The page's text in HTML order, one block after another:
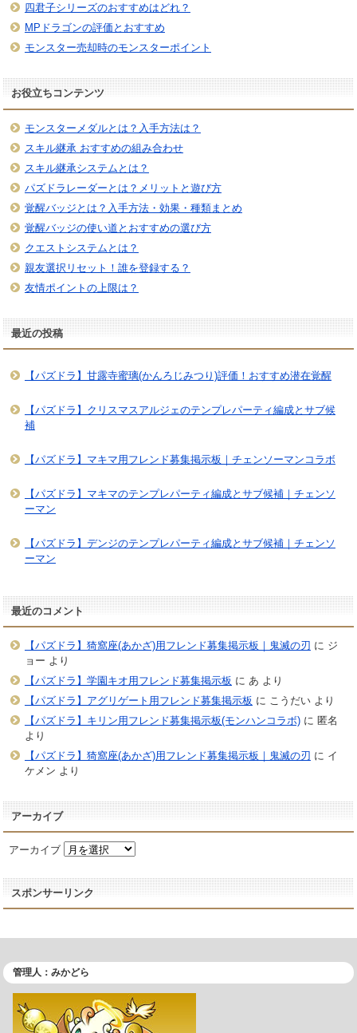
四君子シリーズのおすすめはどれ？
MPドラゴンの評価とおすすめ
モンスター売却時のモンスターポイント
お役立ちコンテンツ
モンスターメダルとは？入手方法は？
スキル継承 おすすめの組み合わせ
スキル継承システムとは？
パズドラレーダーとは？メリットと遊び方
覚醒バッジとは？入手方法・効果・種類まとめ
覚醒バッジの使い道とおすすめの選び方
クエストシステムとは？
親友選択リセット！誰を登録する？
友情ポイントの上限は？
最近の投稿
【パズドラ】甘露寺蜜璃(かんろじみつり)評価！おすすめ潜在覚醒
【パズドラ】クリスマスアルジェのテンプレパーティ編成とサブ候
補
【パズドラ】マキマ用フレンド募集掲示板｜チェンソーマンコラボ
【パズドラ】マキマのテンプレパーティ編成とサブ候補｜チェンソ
ーマン
【パズドラ】デンジのテンプレパーティ編成とサブ候補｜チェンソ
ーマン
最近のコメント
【パズドラ】猗窩座(あかざ)用フレンド募集掲示板｜鬼滅の刃 に ジ
ョー より
【パズドラ】学園キオ用フレンド募集掲示板 に あ より
【パズドラ】アグリゲート用フレンド募集掲示板 に こうだいより
【パズドラ】キリン用フレンド募集掲示板(モンハンコラボ)に 匿名
より
【パズドラ】猗窩座(あかざ)用フレンド募集掲示板｜鬼滅の刃 に イ
ケメン より
アーカイブ
アーカイブ
スポンサーリンク
管理人：みかどら